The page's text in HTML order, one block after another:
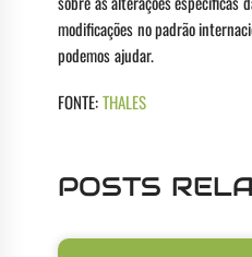
modificações no padrão
podemos ajudar.
FONTE:THALES
POSTS